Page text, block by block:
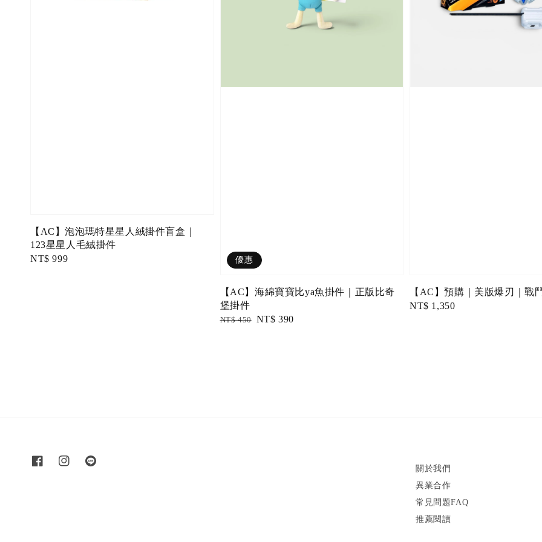
【AC】泡泡瑪特星星人絨掛件盲盒｜
123星星人毛絨掛件
Regular
NT$ 999 優惠
【AC】海綿寶寶比ya魚掛件｜正版比奇
堡掛件
Regular
NT$ 450 Sale
NT$ 390
【AC】預購｜美版爆刃｜戰
Regular
NT$ 1,350
關於我們
異業合作
常見問題FAQ
推薦閱讀